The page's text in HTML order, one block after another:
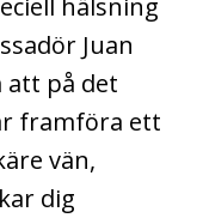
hälsning
Juan
att på det
framföra ett
vän,
dig